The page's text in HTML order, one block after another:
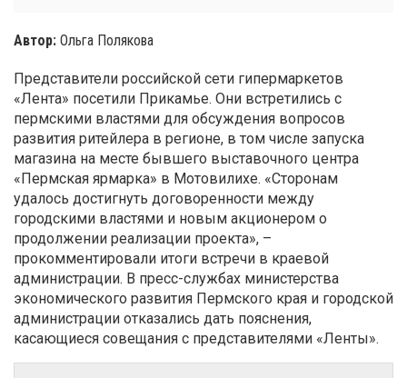
Автор: Ольга Полякова
Представители российской сети гипермаркетов
«Лента» посетили Прикамье. Они встретились с
пермскими властями для обсуждения вопросов
развития ритейлера в регионе, в том числе запуска
магазина на месте бывшего выставочного центра
«Пермская ярмарка» в Мотовилихе. «Сторонам
удалось достигнуть договоренности между
городскими властями и новым акционером о
продолжении реализации проекта», –
прокомментировали итоги встречи в краевой
администрации. В пресс-службах министерства
экономического развития Пермского края и городской
администрации отказались дать пояснения,
касающиеся совещания с представителями «Ленты».